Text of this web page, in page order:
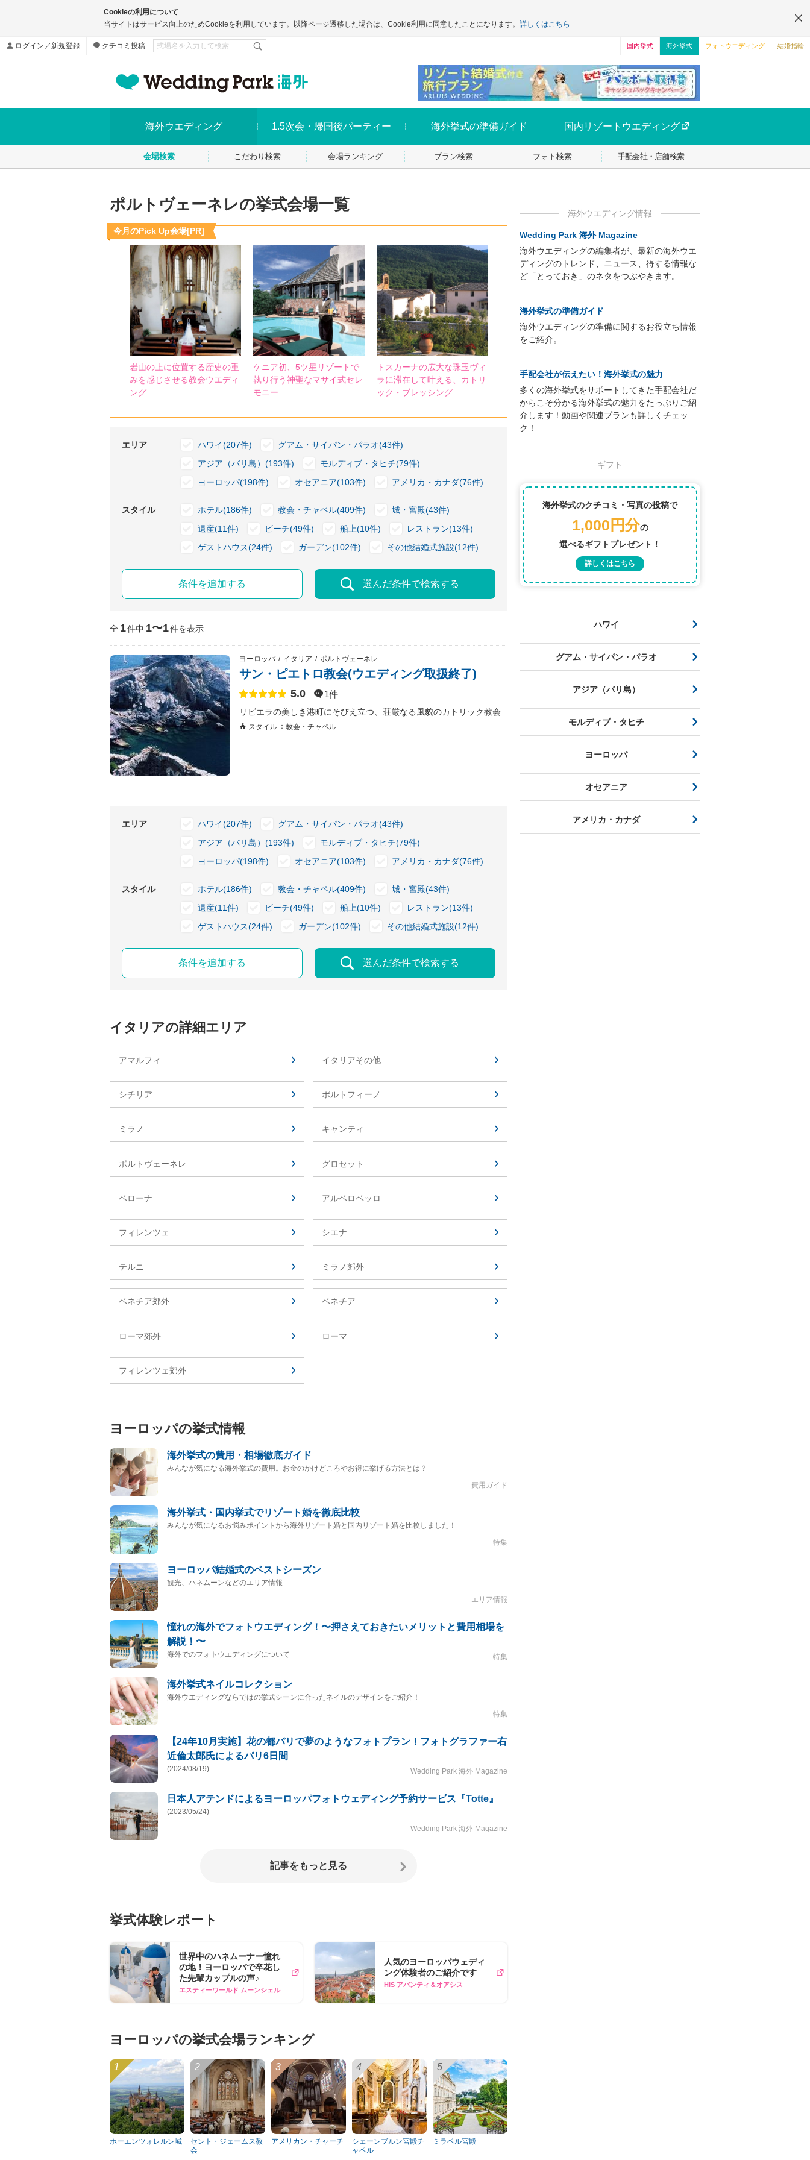
Cookieの利用について
当サイトはサービス向上のためCookieを利用しています。以降ページ遷移した場合は、Cookie利用に同意したことになります。 詳しくはこちら
ログイン／新規登録 クチコミ投稿 国内挙式 海外挙式 フォトウエディング 結婚指輪
海外ウエディング 1.5次会・帰国後パーティー 海外挙式の準備ガイド 国内リゾートウエディング
会場検索 こだわり検索 会場ランキング プラン検索 フォト検索 手配会社・店舗検索
ポルトヴェーネレの挙式会場一覧
今月のPick Up会場[PR]
岩山の上に位置する歴史の重
みを感じさせる教会ウエディ
ング
ケニア初、5ツ星リゾートで
執り行う神聖なマサイ式セレ
モニー
トスカーナの広大な珠玉ヴィ
ラに滞在して叶える、カトリ
ック・ブレッシング
エリア ハワイ(207件)
グアム・サイパン・パラオ(43件)
アジア（バリ島）(193件)
モルディブ・タヒチ(79件)
ヨーロッパ(198件)
オセアニア(103件) アメリカ・カナダ(76件)
スタイル ホテル(186件) 教会・チャペル(409件)
城・宮殿(43件)
遺産(11件)
ビーチ(49件) 船上(10件)
レストラン(13件)
ゲストハウス(24件)
ガーデン(102件) その他結婚式施設(12件)
条件を追加する 選んだ条件で検索する
全 1件中 1〜1件を表示
ヨーロッパ イタリア ポルトヴェーネレ
サン・ピエトロ教会(ウエディング取扱終了)
点数
5.0 1件
リビエラの美しき港町にそびえ立つ、荘厳なる風貌のカトリック教会
スタイル 教会・チャペル
エリア ハワイ(207件)
グアム・サイパン・パラオ(43件)
アジア（バリ島）(193件)
モルディブ・タヒチ(79件)
ヨーロッパ(198件)
オセアニア(103件) アメリカ・カナダ(76件)
スタイル ホテル(186件) 教会・チャペル(409件)
城・宮殿(43件)
遺産(11件)
ビーチ(49件) 船上(10件)
レストラン(13件)
ゲストハウス(24件)
ガーデン(102件) その他結婚式施設(12件)
条件を追加する 選んだ条件で検索する
イタリアの詳細エリア
アマルフィ イタリアその他
シチリア ポルトフィーノ
ミラノ キャンティ
ポルトヴェーネレ グロセット
ベローナ アルベロベッロ
フィレンツェ シエナ
テルニ ミラノ郊外
ベネチア郊外 ベネチア
ローマ郊外 ローマ
フィレンツェ郊外
ヨーロッパの挙式情報
海外挙式の費用・相場徹底ガイド
みんなが気になる海外挙式の費用。お金のかけどころやお得に挙げる方法とは？
費用ガイド
海外挙式・国内挙式でリゾート婚を徹底比較
みんなが気になるお悩みポイントから海外リゾート婚と国内リゾート婚を比較しました！
特集
ヨーロッパ結婚式のベストシーズン
観光、ハネムーンなどのエリア情報
エリア情報
憧れの海外でフォトウエディング！〜押さえておきたいメリットと費用相場を
解説！〜
海外でのフォトウエディングについて 特集
海外挙式ネイルコレクション
海外ウエディングならではの挙式シーンに合ったネイルのデザインをご紹介！
特集
【24年10月実施】花の都パリで夢のようなフォトプラン！フォトグラファー右
近倫太郎氏によるパリ6日間
(2024/08/19) Wedding Park 海外 Magazine
日本人アテンドによるヨーロッパフォトウェディング予約サービス『Totte』
(2023/05/24)
Wedding Park 海外 Magazine
記事をもっと見る
挙式体験レポート
世界中のハネムーナー憧れ
の地！ヨーロッパで卒花し
た先輩カップルの声♪
エスティーワールド ムーンシェル
人気のヨーロッパウェディ
ング体験者のご紹介です
HIS アバンティ＆オアシス
ヨーロッパの挙式会場ランキング
ホーエンツォレルン城
セント・ジェームス教
会
アメリカン・チャーチ
シェーンブルン宮殿チ
ャペル
ミラベル宮殿
海外ウエディング情報
Wedding Park 海外 Magazine
海外ウエディングの編集者が、最新の海外ウエ
ディングのトレンド、ニュース、得する情報な
ど「とっておき」のネタをつぶやきます。
海外挙式の準備ガイド
海外ウエディングの準備に関するお役立ち情報
をご紹介。
手配会社が伝えたい！海外挙式の魅力
多くの海外挙式をサポートしてきた手配会社だ
からこそ分かる海外挙式の魅力をたっぷりご紹
介します！動画や関連プランも詳しくチェッ
ク！
ギフト
海外挙式のクチコミ・写真の投稿で
1,000円分の
選べるギフトプレゼント！
詳しくはこちら
ハワイ
グアム・サイパン・パラオ
アジア（バリ島）
モルディブ・タヒチ
ヨーロッパ
オセアニア
アメリカ・カナダ